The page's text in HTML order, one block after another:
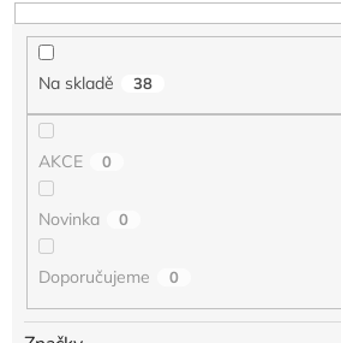
u
Na skladě 38
AKCE 0
Novinka 0
Doporučujeme 0